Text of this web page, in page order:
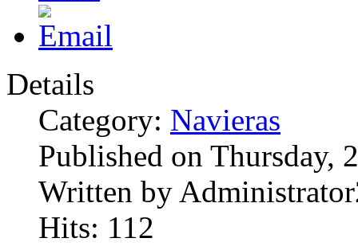
Details
Category: Navieras
Published on Thursday,
Written by
Hits: 112